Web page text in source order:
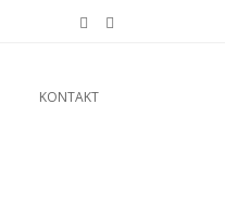
KONTAKT